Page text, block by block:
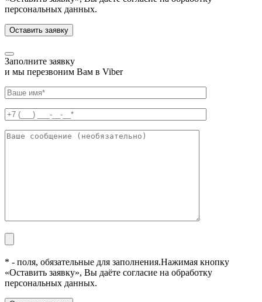
персональных данных.
Заполните заявку
и мы перезвоним Вам в Viber
* - поля, обязательные для заполнения.Нажимая кнопку
«Оставить заявку», Вы даёте согласие на обработку
персональных данных.